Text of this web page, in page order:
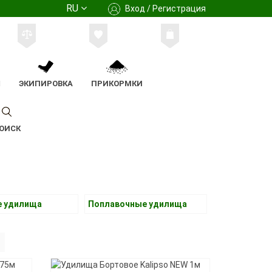
RU Вход / Регистрация
ЭКИПИРОВКА ПРИКОРМКИ
удилища Поплавочные удилища